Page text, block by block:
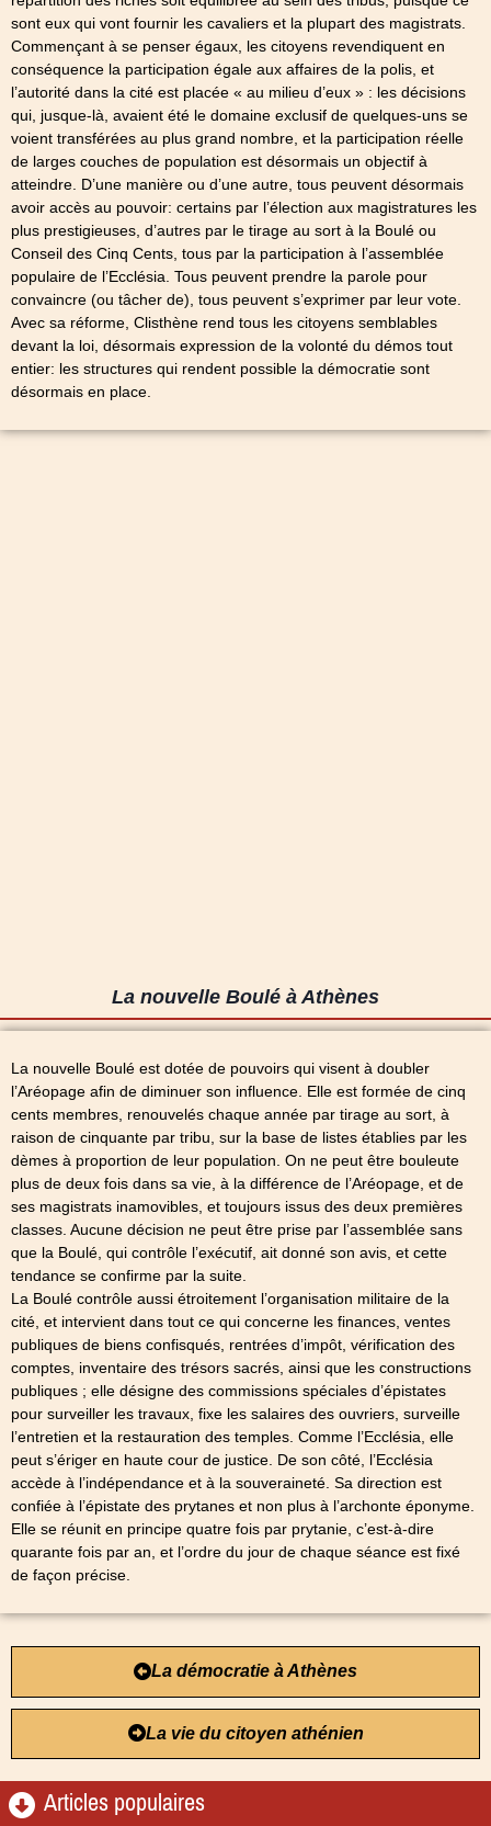
sont eux qui vont fournir les cavaliers et la plupart des magistrats.
Commençant à se penser égaux, les citoyens revendiquent en
conséquence la participation égale aux affaires de la polis, et
l’autorité dans la cité est placée « au milieu d’eux » : les décisions
qui, jusque-là, avaient été le domaine exclusif de quelques-uns se
voient transférées au plus grand nombre, et la participation réelle
de larges couches de population est désormais un objectif à
atteindre. D’une manière ou d’une autre, tous peuvent désormais
avoir accès au pouvoir: certains par l’élection aux magistratures les
plus prestigieuses, d’autres par le tirage au sort à la Boulé ou
Conseil des Cinq Cents, tous par la participation à l’assemblée
populaire de l’Ecclésia. Tous peuvent prendre la parole pour
convaincre (ou tâcher de), tous peuvent s’exprimer par leur vote.
Avec sa réforme, Clisthène rend tous les citoyens semblables
devant la loi, désormais expression de la volonté du démos tout
entier: les structures qui rendent possible la démocratie sont
désormais en place.
La nouvelle Boulé à Athènes
La nouvelle Boulé est dotée de pouvoirs qui visent à doubler
l’Aréopage afin de diminuer son influence. Elle est formée de cinq
cents membres, renouvelés chaque année par tirage au sort, à
raison de cinquante par tribu, sur la base de listes établies par les
dèmes à proportion de leur population. On ne peut être bouleute
plus de deux fois dans sa vie, à la différence de l’Aréopage, et de
ses magistrats inamovibles, et toujours issus des deux premières
classes. Aucune décision ne peut être prise par l’assemblée sans
que la Boulé, qui contrôle l’exécutif, ait donné son avis, et cette
tendance se confirme par la suite.
La Boulé contrôle aussi étroitement l’organisation militaire de la
cité, et intervient dans tout ce qui concerne les finances, ventes
publiques de biens confisqués, rentrées d’impôt, vérification des
comptes, inventaire des trésors sacrés, ainsi que les constructions
publiques ; elle désigne des commissions spéciales d’épistates
pour surveiller les travaux, fixe les salaires des ouvriers, surveille
l’entretien et la restauration des temples. Comme l’Ecclésia, elle
peut s’ériger en haute cour de justice. De son côté, l’Ecclésia
accède à l’indépendance et à la souveraineté. Sa direction est
confiée à l’épistate des prytanes et non plus à l’archonte éponyme.
Elle se réunit en principe quatre fois par prytanie, c’est-à-dire
quarante fois par an, et l’ordre du jour de chaque séance est fixé
de façon précise.
La démocratie à Athènes
La vie du citoyen athénien
Articles populaires